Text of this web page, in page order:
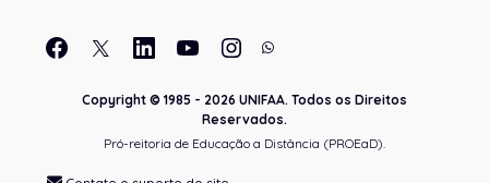
Copyright © 1985 - 2026 UNIFAA. Todos os Direitos
Reservados.
Pró-reitoria de Educação a Distância (PROEaD).